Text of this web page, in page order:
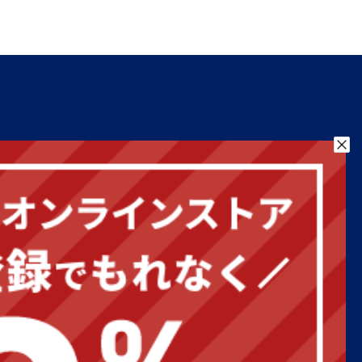
営業日カレンダー
2026年8月
お気に入り お問い合わせ